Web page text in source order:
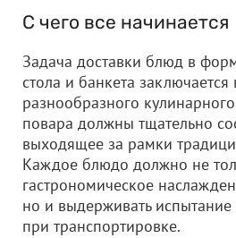
С чего все начинается
Задача доставки блюд в
стола и банкета
разнообразного
повара должны тщательно
выходящее за рамки
Каждое блюдо должно не
гастрономическое
но и выдерживать
при транспортировке.